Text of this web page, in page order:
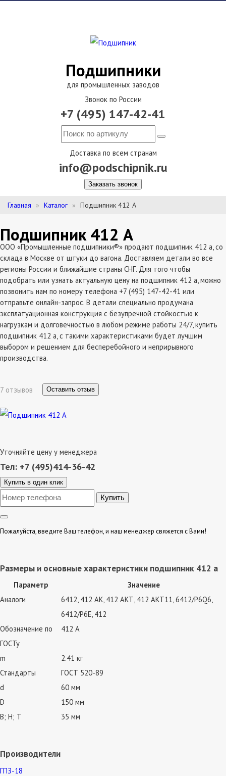
Подшипники
для промышленных заводов
Звонок по России
+7 (495) 147-42-41
Доставка по всем странам
info@podschipnik.ru
Заказать звонок
Главная Каталог Подшипник 412 А
Подшипник 412 А
ООО «Промышленные подшипники®» продают подшипник 412 а, со
склада в Москве от штуки до вагона. Доставляем детали во все
регионы России и ближайшие страны СНГ. Для того чтобы
подобрать или узнать актуальную цену на подшипник 412 а, можно
позвонить нам по номеру телефона +7 (495) 147-42-41 или
отправьте онлайн-запрос. В детали специально продумана
эксплатуационная конструкция с безупречной стойкостью к
нагрузкам и долговечностью в любом режиме работы 24/7, купить
подшипник 412 а, с такими характеристиками будет лучшим
выбором и решением для бесперебойного и неприрывного
производства.
7 отзывов Оставить отзыв
Уточняйте цену у менеджера
Тел: +7 (495)414-36-42
Купить в один клик
Пожалуйста, введите Ваш телефон, и наш менеджер свяжется с Вами!
Размеры и основные характеристики подшипник 412 а
Параметр
Значение
Аналоги
6412, 412 АК, 412 АКТ, 412 АКТ11, 6412/P6Q6,
6412/P6E, 412
Обозначение по
ГОСТу
412 А
m
2.41 кг
Стандарты
ГОСТ 520-89
d
60 мм
D
150 мм
В; Н; Т
35 мм
Производители
ГПЗ-18